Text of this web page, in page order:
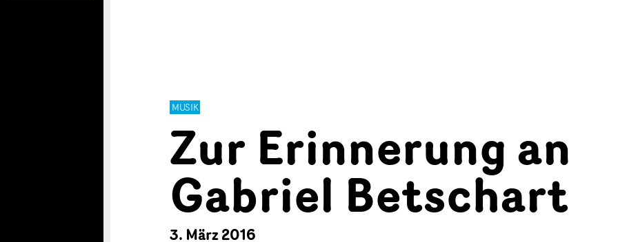
MUSIK
Zur Erinnerung an
Gabriel Betschart
3. März 2016